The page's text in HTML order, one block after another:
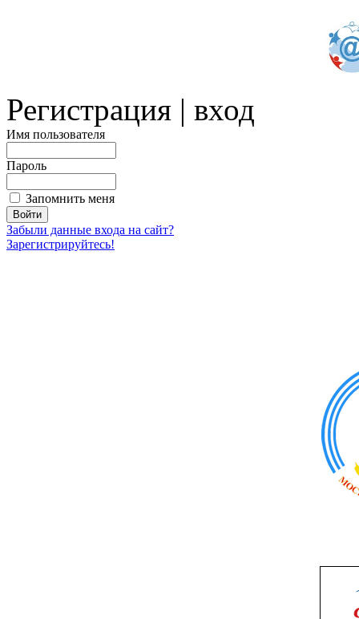
Регистрация | вход
Имя пользователя
Пароль
Запомнить меня
Забыли данные входа на сайт?
Зарегистрируйтесь!